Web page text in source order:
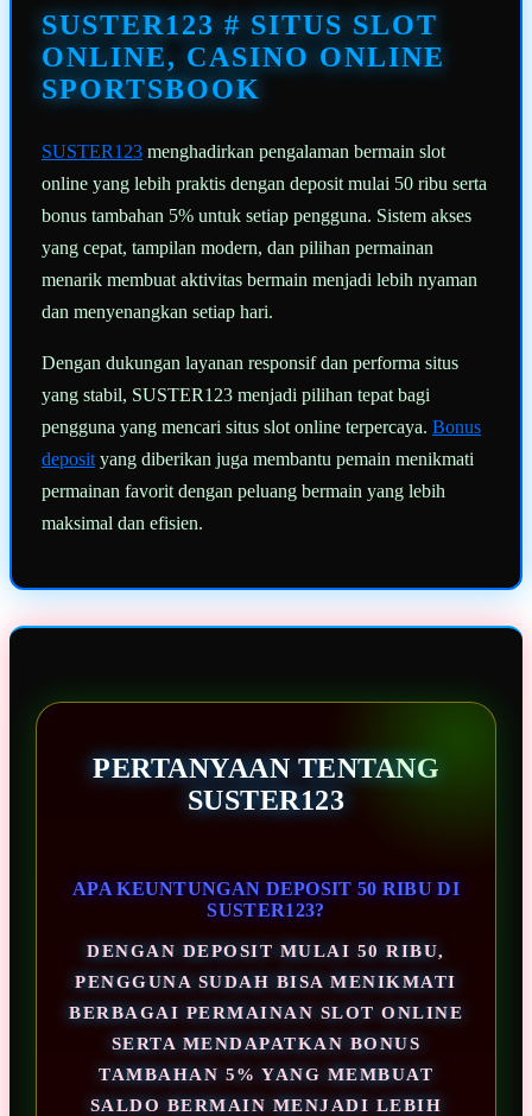
halaman
yang
sama.
SUSTER123 # SITUS SLOT
ONLINE, CASINO ONLINE
SPORTSBOOK
SUSTER123 menghadirkan pengalaman bermain slot
online yang lebih praktis dengan deposit mulai 50 ribu serta
bonus tambahan 5% untuk setiap pengguna. Sistem akses
yang cepat, tampilan modern, dan pilihan permainan
menarik membuat aktivitas bermain menjadi lebih nyaman
dan menyenangkan setiap hari.
Dengan dukungan layanan responsif dan performa situs
yang stabil, SUSTER123 menjadi pilihan tepat bagi
pengguna yang mencari situs slot online terpercaya. Bonus
deposit yang diberikan juga membantu pemain menikmati
permainan favorit dengan peluang bermain yang lebih
maksimal dan efisien.
PERTANYAAN TENTANG
SUSTER123
APA KEUNTUNGAN DEPOSIT 50 RIBU DI
SUSTER123?
DENGAN DEPOSIT MULAI 50 RIBU,
PENGGUNA SUDAH BISA MENIKMATI
BERBAGAI PERMAINAN SLOT ONLINE
SERTA MENDAPATKAN BONUS
TAMBAHAN 5% YANG MEMBUAT
SALDO BERMAIN MENJADI LEBIH